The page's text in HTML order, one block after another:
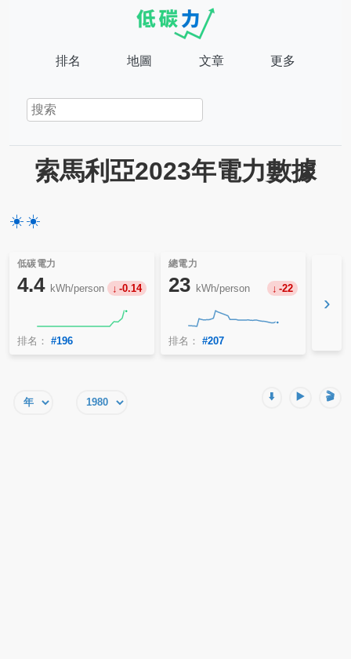
排名 地圖 文章 更多
索馬利亞2023年電力數據
☀️☀️
低碳電力
4.4 kWh/person -0.14
排名： #196
總電力
23 kWh/person -22
排名： #207
›
⬇️ ▶️ 🎬